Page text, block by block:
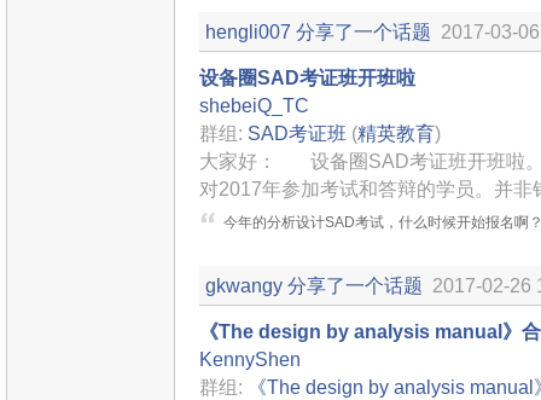
hengli007 分享了一个话题 2017-03-
设备圈SAD考证班开班啦
shebeiQ_TC
群组: SAD考证班 (精英教育)
大家好： 设备圈SAD考证班开班啦
对2017年参加考试和答辩的学员。并
今年的分析设计SAD考试，什么时候开始报名啊
gkwangy 分享了一个话题 2017-02-26
《The design by analysis manual》
KennyShen
群组:
《The design by analysis manual